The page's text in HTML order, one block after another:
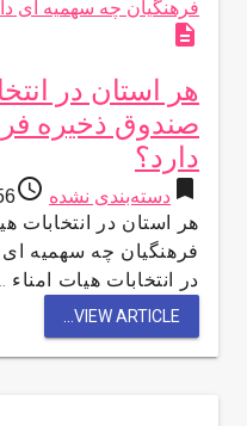
description
هر استان در
صندوق ذخیره
دارد؟
bookmark دسته‌بندی نشده access_time
ago
هر استان در انتخابات
فرهنگیان چه سهمیه ای
در انتخابات هیات امناء
VIEW ARTICLE...